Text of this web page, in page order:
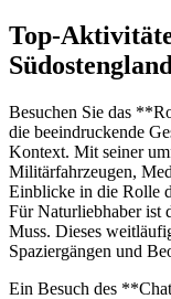
Top-
Besuchen Sie das
die beeindruckende
Kontext. Mit seiner
Militärfahrzeugen,
Einblicke in die Rolle
Für Naturliebhaber ist
Muss. Dieses
Spaziergängen und
Ein Besuch des